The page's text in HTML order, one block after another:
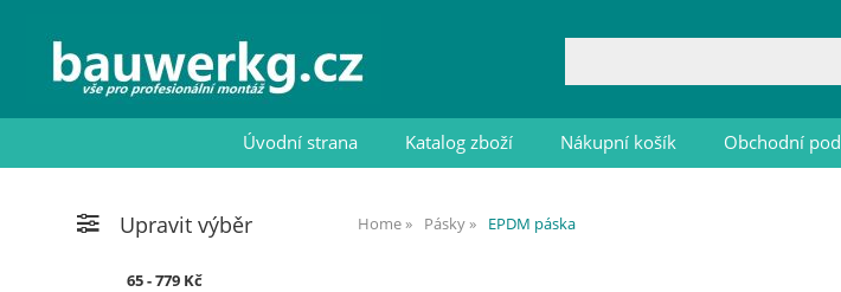
Úvodní strana Katalog zboží Nákupní košík Obchodní
Home Pásky EPDM páska
Upravit výběr
65 - 779 Kč